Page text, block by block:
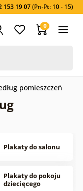
153 19 07(Pn-Pt: 10 - 15)
0
pomieszczeń
Plakaty do salonu
Plakaty do pokoju
dziecięcego